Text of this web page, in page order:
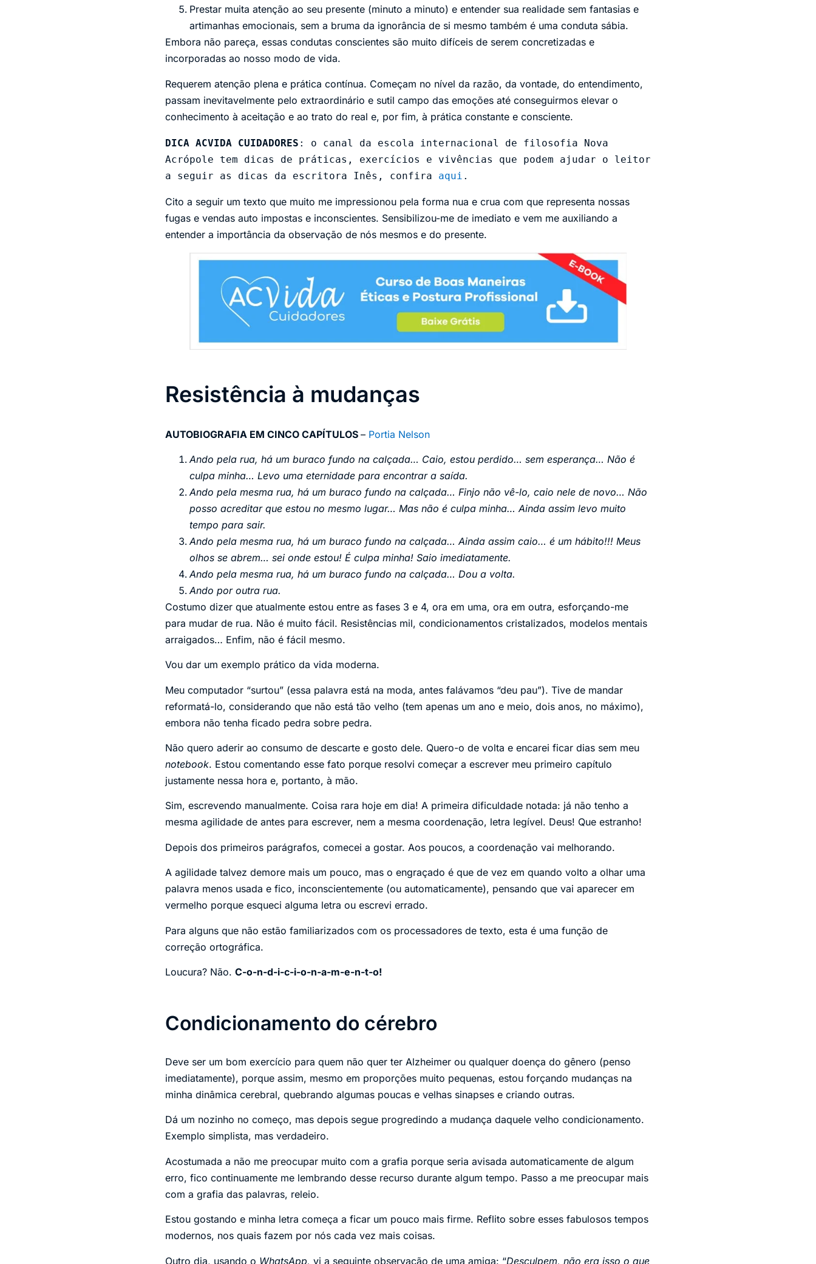
Prestar muita atenção ao seu presente (minuto a minuto) e entender sua realidade sem fantasias e
artimanhas emocionais, sem a bruma da ignorância de si mesmo também é uma conduta sábia.
Embora não pareça, essas condutas conscientes são muito difíceis de serem concretizadas e
incorporadas ao nosso modo de vida.
Requerem atenção plena e prática contínua. Começam no nível da razão, da vontade, do entendimento,
passam inevitavelmente pelo extraordinário e sutil campo das emoções até conseguirmos elevar o
conhecimento à aceitação e ao trato do real e, por fim, à prática constante e consciente.
DICA ACVIDA CUIDADORES : o canal da escola internacional de filosofia Nova
Acrópole tem dicas de práticas, exercícios e vivências que podem ajudar o leitor
a seguir as dicas da escritora Inês, confira aqui .
Cito a seguir um texto que muito me impressionou pela forma nua e crua com que representa nossas
fugas e vendas auto impostas e inconscientes. Sensibilizou-me de imediato e vem me auxiliando a
entender a importância da observação de nós mesmos e do presente.
Resistência à mudanças
AUTOBIOGRAFIA EM CINCO CAPÍTULOS – Portia Nelson
Ando pela rua, há um buraco fundo na calçada… Caio, estou perdido… sem esperança… Não é
culpa minha… Levo uma eternidade para encontrar a saída.
Ando pela mesma rua, há um buraco fundo na calçada… Finjo não vê-lo, caio nele de novo… Não
posso acreditar que estou no mesmo lugar… Mas não é culpa minha… Ainda assim levo muito
tempo para sair.
Ando pela mesma rua, há um buraco fundo na calçada… Ainda assim caio… é um hábito!!! Meus
olhos se abrem… sei onde estou! É culpa minha! Saio imediatamente.
Ando pela mesma rua, há um buraco fundo na calçada… Dou a volta.
Ando por outra rua.
Costumo dizer que atualmente estou entre as fases 3 e 4, ora em uma, ora em outra, esforçando-me
para mudar de rua. Não é muito fácil. Resistências mil, condicionamentos cristalizados, modelos mentais
arraigados… Enfim, não é fácil mesmo.
Vou dar um exemplo prático da vida moderna.
Meu computador “surtou” (essa palavra está na moda, antes falávamos “deu pau”). Tive de mandar
reformatá-lo, considerando que não está tão velho (tem apenas um ano e meio, dois anos, no máximo),
embora não tenha ficado pedra sobre pedra.
Não quero aderir ao consumo de descarte e gosto dele. Quero-o de volta e encarei ficar dias sem meu
notebook. Estou comentando esse fato porque resolvi começar a escrever meu primeiro capítulo
justamente nessa hora e, portanto, à mão.
Sim, escrevendo manualmente. Coisa rara hoje em dia! A primeira dificuldade notada: já não tenho a
mesma agilidade de antes para escrever, nem a mesma coordenação, letra legível. Deus! Que estranho!
Depois dos primeiros parágrafos, comecei a gostar. Aos poucos, a coordenação vai melhorando.
A agilidade talvez demore mais um pouco, mas o engraçado é que de vez em quando volto a olhar uma
palavra menos usada e fico, inconscientemente (ou automaticamente), pensando que vai aparecer em
vermelho porque esqueci alguma letra ou escrevi errado.
Para alguns que não estão familiarizados com os processadores de texto, esta é uma função de
correção ortográfica.
Loucura? Não. C-o-n-d-i-c-i-o-n-a-m-e-n-t-o!
Condicionamento do cérebro
Deve ser um bom exercício para quem não quer ter Alzheimer ou qualquer doença do gênero (penso
imediatamente), porque assim, mesmo em proporções muito pequenas, estou forçando mudanças na
minha dinâmica cerebral, quebrando algumas poucas e velhas sinapses e criando outras.
Dá um nozinho no começo, mas depois segue progredindo a mudança daquele velho condicionamento.
Exemplo simplista, mas verdadeiro.
Acostumada a não me preocupar muito com a grafia porque seria avisada automaticamente de algum
erro, fico continuamente me lembrando desse recurso durante algum tempo. Passo a me preocupar mais
com a grafia das palavras, releio.
Estou gostando e minha letra começa a ficar um pouco mais firme. Reflito sobre esses fabulosos tempos
modernos, nos quais fazem por nós cada vez mais coisas.
Outro dia, usando o WhatsApp, vi a seguinte observação de uma amiga: “Desculpem, não era isso o que